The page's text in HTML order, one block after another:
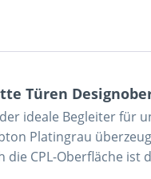
Türen
ideale Begleiter für
Platingrau
CPL-Oberfläche ist